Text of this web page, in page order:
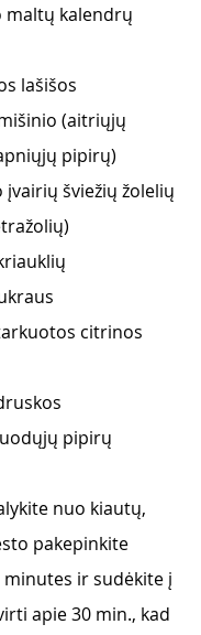
maltų kalendrų
lašišos
(aitriųjų
pipirų)
įvairių šviežių žolelių
citrinos
pipirų
nuo kiautų,
pakepinkite
minutes ir sudėkite į
apie 30 min., kad